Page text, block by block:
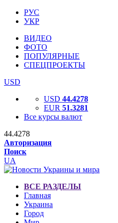
РУС
УКР
ВИДЕО
ФОТО
ПОПУЛЯРНЫЕ
СПЕЦПРОЕКТЫ
USD
USD 44.4278
EUR 51.3281
Все курсы валют
44.4278
Авторизация
Поиск
UA
ВСЕ РАЗДЕЛЫ
Главная
Украина
Город